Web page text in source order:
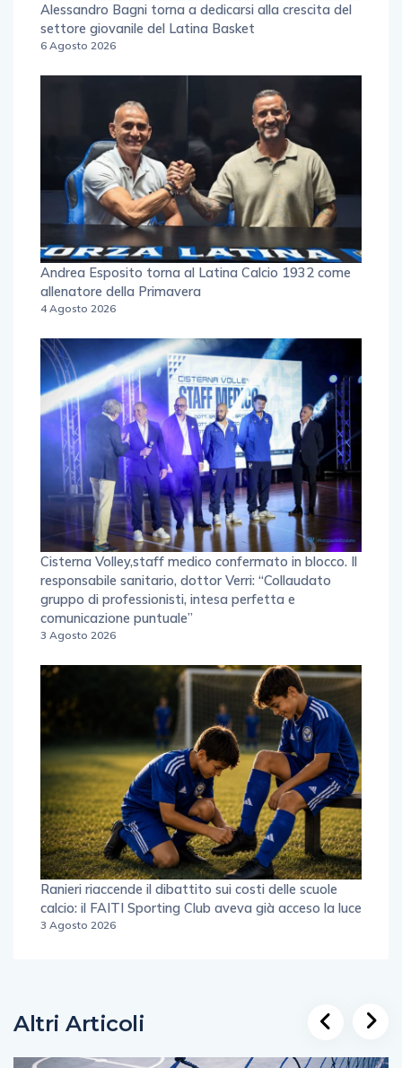
Alessandro Bagni torna a dedicarsi alla crescita del
settore giovanile del Latina Basket
6 Agosto 2026
Andrea Esposito torna al Latina Calcio 1932 come
allenatore della Primavera
4 Agosto 2026
Cisterna Volley,staff medico confermato in blocco. Il
responsabile sanitario, dottor Verri: “Collaudato
gruppo di professionisti, intesa perfetta e
comunicazione puntuale”
3 Agosto 2026
Ranieri riaccende il dibattito sui costi delle scuole
calcio: il FAITI Sporting Club aveva già acceso la luce
3 Agosto 2026
Altri Articoli